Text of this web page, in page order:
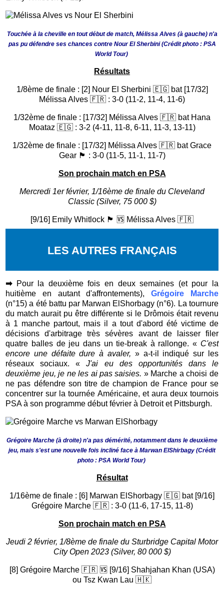
Touchée à la cheville en tout début de match, Mélissa Alves (à gauche) n'a
pas pu défendre ses chances contre Nour El Sherbini(Crédit photo : PSA
World Tour)
Résultats
1/8ème de finale : [2] Nour El Sherbini 🇪🇬 bat [17/32]
Mélissa Alves 🇫🇷 : 3-0 (11-2, 11-4, 11-6)
1/32ème de finale : [17/32] Mélissa Alves 🇫🇷 bat Hana
Moataz 🇪🇬 : 3-2 (4-11, 11-8, 6-11, 11-3, 13-11)
1/32ème de finale : [17/32] Mélissa Alves 🇫🇷 bat Grace
Gear 🏴󠁧󠁢󠁥󠁮󠁧󠁿 : 3-0 (11-5, 11-1, 11-7)
Son prochain match en PSA
Mercredi 1er février, 1/16ème de finale du Cleveland
Classic (Silver, 75 000 $)
[9/16] Emily Whitlock 🏴󠁧󠁢󠁷󠁬󠁳󠁿 🆚 Mélissa Alves 🇫🇷
LES AUTRES FRANÇAIS
➡ Pour la deuxième fois en deux semaines (et pour la
huitième en autant d'affrontements),Grégoire Marche
(n°15)a été battu par Marwan ElShorbagy (n°6). La tournure
du match aurait pu être différente si le Drômois était revenu
à 1 manche partout, mais il a tout d'abord été victime de
décisions d'arbitrage très sévères avant de laisser filer
quatre balles de jeu dans un tie-break à rallonge.« C'est
encore une défaite dure à avaler, » a-t-il indiqué sur les
réseaux sociaux. «J'ai eu des opportunités dans le
deuxième jeu, je ne les ai pas saisies. » Marche a choisi de
ne pas défendre son titre de champion de France pour se
concentrer sur la tournée Américaine, et aura deux tournois
PSA à son programme début février à Detroit et Pittsburgh.
Grégoire Marche (à droite) n'a pas démérité, notamment dans le deuxième
jeu, mais s'est une nouvelle fois incliné face à Marwan ElShirbagy (Crédit
photo : PSA World Tour)
Résultat
1/16ème de finale : [6] Marwan ElShorbagy 🇪🇬 bat [9/16]
Grégoire Marche 🇫🇷 : 3-0 (11-6, 17-15, 11-8)
Son prochain match en PSA
Jeudi 2 février, 1/8ème de finale du Sturbridge Capital Motor
City Open 2023 (Silver, 80 000 $)
[8] Grégoire Marche 🇫🇷 🆚 [9/16] Shahjahan Khan (USA)
ou Tsz Kwan Lau 🇭🇰